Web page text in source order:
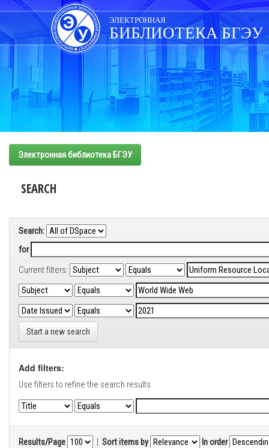
Skip
navigation
ЭЛЕКТРОННАЯ
БИБЛИОТЕКА БГЭУ
Электронная библиотека БГЭУ
SEARCH
Search:
for
Current filters:
Start a new search
Add filters:
Use filters to refine the search results.
Results/Page | Sort items by In order